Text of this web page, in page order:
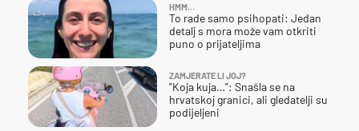
HMM…
To rade samo psihopati: Jedan
detalj s mora može vam otkriti
puno o prijateljima
ZAMJERATE LI JOJ?
"Koja kuja…": Snašla se na
hrvatskoj granici, ali gledatelji su
podijeljeni